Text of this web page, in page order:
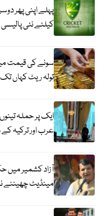
پہلے اپنی پھر
کیلئے نئی
سونے کی قیمت
تولہ ریٹ کہاں تک
ایک پر حملہ
عرب اور ترکیہ
آزاد کشمیر میں
مینڈیٹ چھیننے